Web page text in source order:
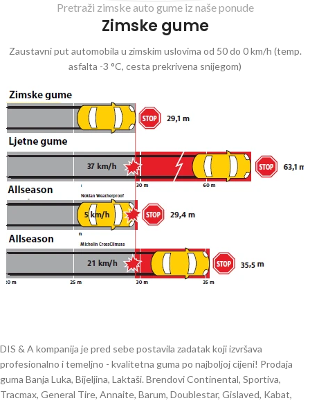
Pretraži zimske auto gume iz naše ponude
Zimske gume
Zaustavni put automobila u zimskim uslovima od 50 do 0 km/h (temp.
asfalta -3 °C, cesta prekrivena snijegom)
DIS & A kompanija je pred sebe postavila zadatak koji izvršava
profesionalno i temeljno - kvalitetna guma po najboljoj cijeni! Prodaja
guma Banja Luka, Bijeljina, Laktaši. Brendovi Continental, Sportiva,
Tracmax, General Tire, Annaite, Barum, Doublestar, Gislaved, Kabat,